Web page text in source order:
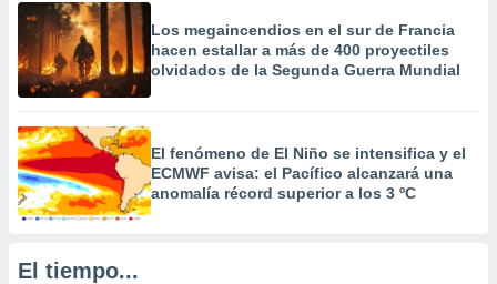
crear un
uso de
contenido
medir el
de la
el
del
de
Los megaincendios en el sur de Francia
hacen estallar a más de 400 proyectiles
olvidados de la Segunda Guerra Mundial
El fenómeno de El Niño se intensifica y el
ECMWF avisa: el Pacífico alcanzará una
anomalía récord superior a los 3 ºC
El tiempo...